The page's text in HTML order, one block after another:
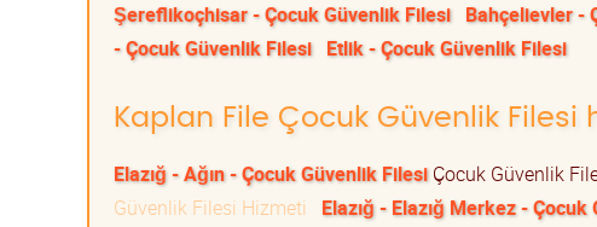
Şereflikoçhisar - Çocuk Güvenlik Filesi Bahçelievler -
- Çocuk Güvenlik Filesi Etlik - Çocuk Güvenlik Filesi
Kaplan File Çocuk Güvenlik Filesi
Elazığ - Ağın - Çocuk Güvenlik FilesiÇocuk Güvenlik
Güvenlik Filesi Hizmeti
Elazığ - Elazığ Merkez -